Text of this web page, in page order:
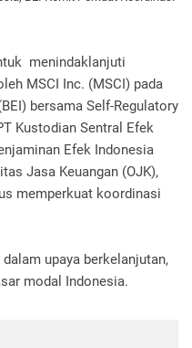
menindaklanjuti
MSCI Inc. (MSCI) pada
bersama Self-Regulatory
Kustodian Sentral Efek
Efek Indonesia
Jasa Keuangan (OJK),
memperkuat koordinasi
upaya berkelanjutan,
modal Indonesia.